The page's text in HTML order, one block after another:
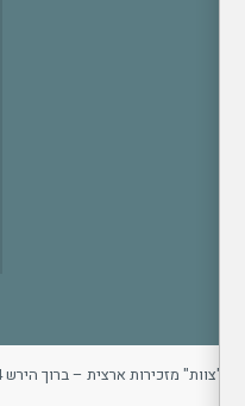
"צוות" מזכירות ארצית – ברוך הירש 14 בני ברק